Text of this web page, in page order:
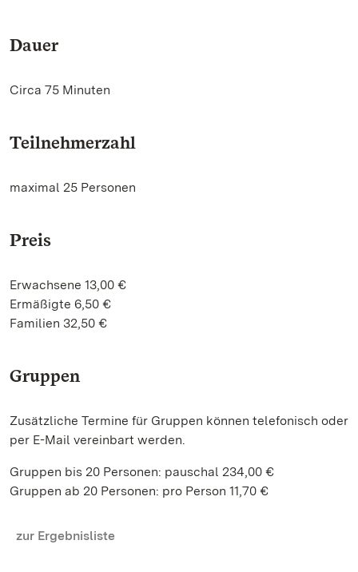
Dauer
Circa 75 Minuten
Teilnehmerzahl
maximal 25 Personen
Preis
Erwachsene 13,00 €
Ermäßigte 6,50 €
Familien 32,50 €
Gruppen
Zusätzliche Termine für Gruppen können telefonisch oder
per E-Mail vereinbart werden.
Gruppen bis 20 Personen: pauschal 234,00 €
Gruppen ab 20 Personen: pro Person 11,70 €
zur Ergebnisliste